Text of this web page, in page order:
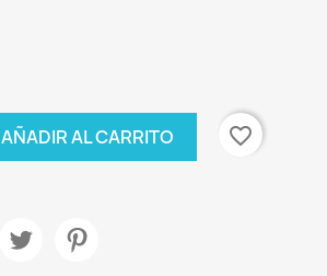
AÑADIR AL CARRITO favorite_border